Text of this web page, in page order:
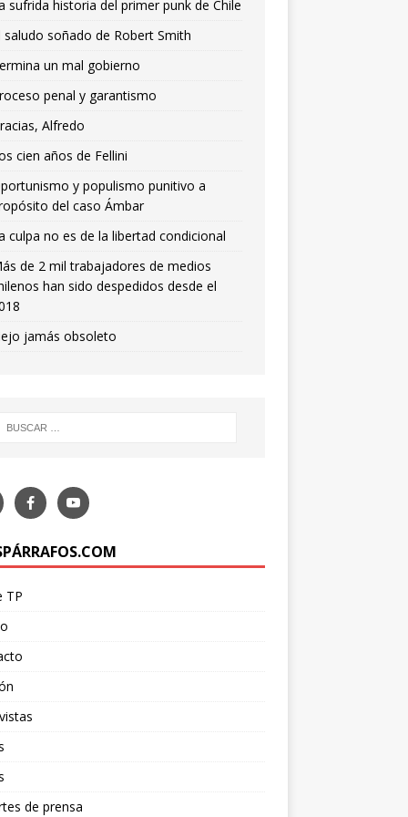
sufrida historia del primer punk de Chile
saludo soñado de Robert Smith
un mal gobierno
penal y garantismo
Alfredo
cien años de Fellini
y populismo punitivo a
del caso Ámbar
culpa no es de la libertad condicional
de 2 mil trabajadores de medios
han sido despedidos desde el
jamás obsoleto
TP
de prensa